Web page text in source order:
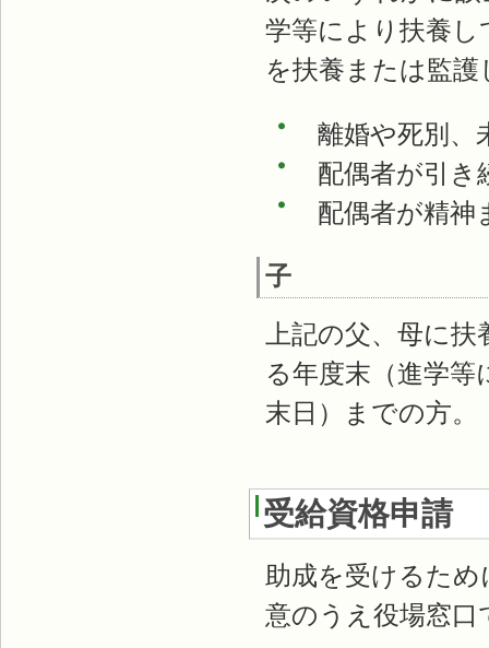
学等により扶養
を扶養または監
離婚や死別、
配偶者が引き
配偶者が精神
子
上記の父、母に
る年度末（進学
末日）までの方
受給資格申請
助成を受けるた
意のうえ役場窓